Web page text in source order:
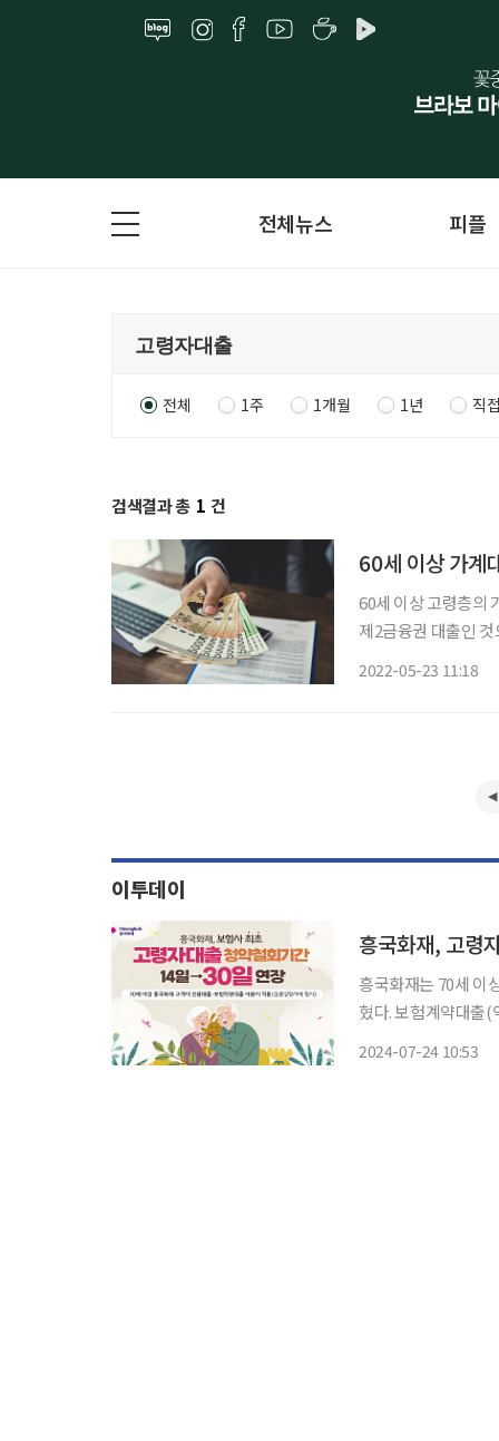
전체뉴스 피플
전체 1주 1개월 1년 직
검색결과 총 1 건
60세 이상 가계
60세 이상 고령층의
제2금융권 대출인 것으로 조사됐다. 진선미 의원실(
2022-05-23 11:18
이투데이
흥국화재, 고령
흥국화재는 70세 이
혔다. 보험계약대출(
2024-07-24 10:53